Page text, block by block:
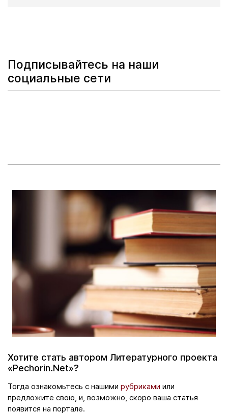
Подписывайтесь на наши
социальные сети
Хотите стать автором Литературного проекта
«Pechorin.Net»?
Тогда ознакомьтесь с нашими рубриками или
предложите свою, и, возможно, скоро ваша статья
появится на портале.